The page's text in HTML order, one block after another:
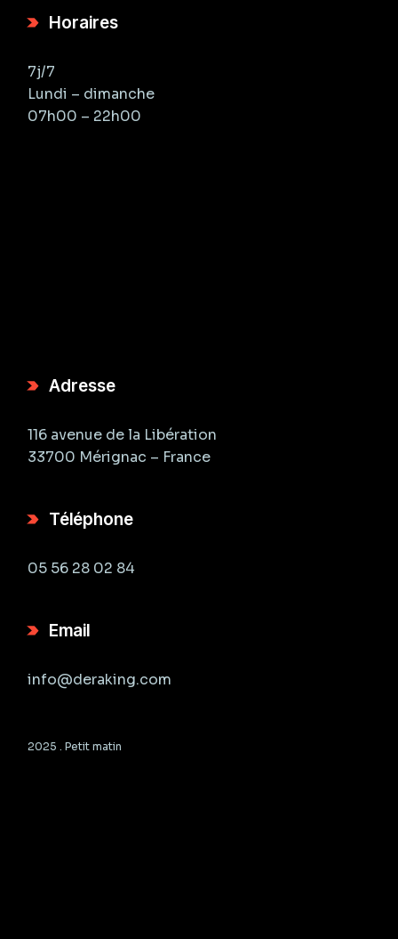
Horaires
7j/7
Lundi – dimanche
07h00 – 22h00
Adresse
116 avenue de la Libération
33700 Mérignac – France
Téléphone
05 56 28 02 84
Email
info@deraking.com
2025 .Petit matin